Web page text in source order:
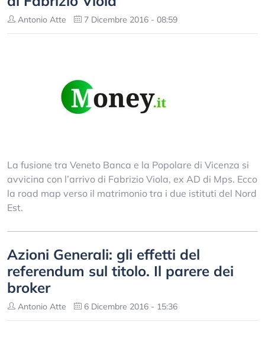
Antonio Atte 7 Dicembre 2016 - 08:59
La fusione tra Veneto Banca e la Popolare di Vicenza si
avvicina con l’arrivo di Fabrizio Viola, ex AD di Mps. Ecco
la road map verso il matrimonio tra i due istituti del Nord
Est.
Azioni Generali: gli effetti del
referendum sul titolo. Il parere dei
broker
Antonio Atte 6 Dicembre 2016 - 15:36